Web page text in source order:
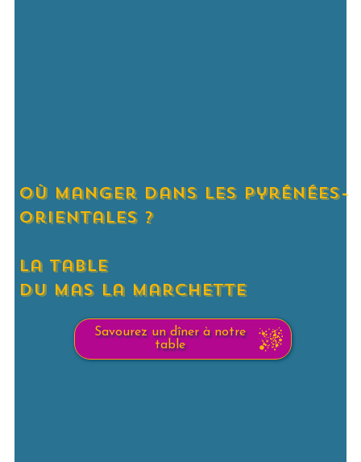
où manger dans les pyrénées-
Orientales ?
la table
du mas la marchette
Savourez un dîner à notre
table